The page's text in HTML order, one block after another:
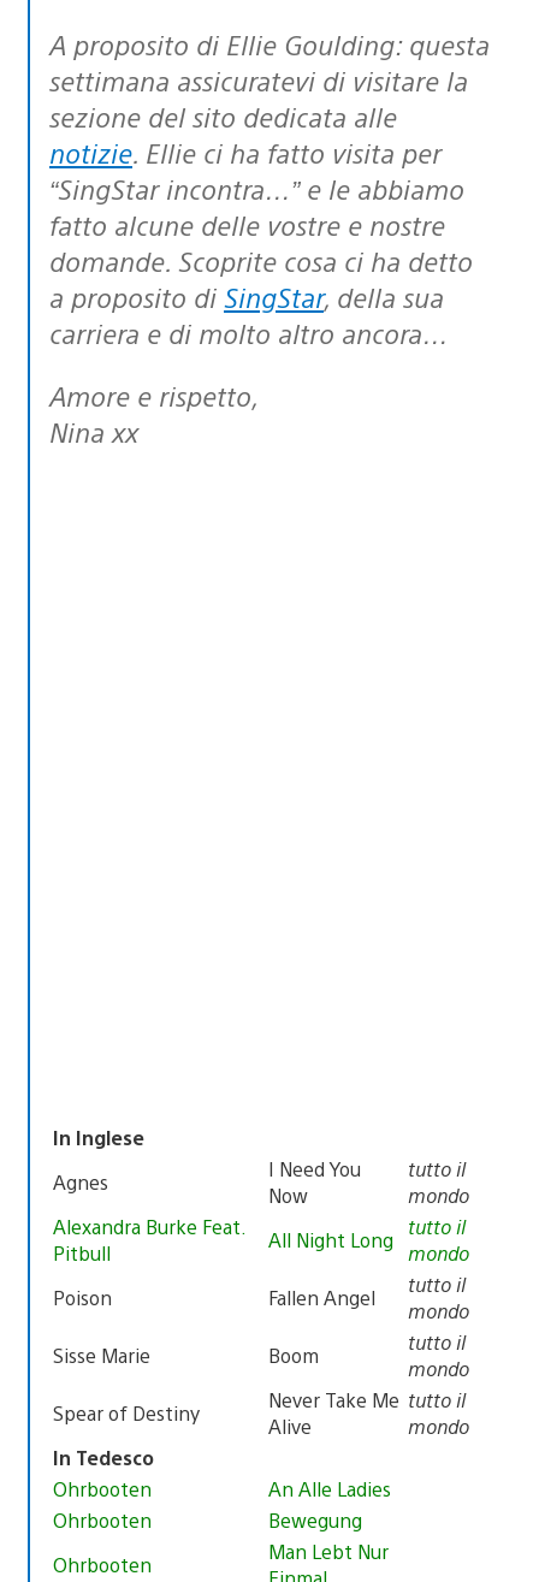
A proposito di Ellie Goulding: questa
settimana assicuratevi di visitare la
sezione del sito dedicata alle
notizie. Ellie ci ha fatto visita per
“SingStar incontra…” e le abbiamo
fatto alcune delle vostre e nostre
domande. Scoprite cosa ci ha detto
a proposito di SingStar, della sua
carriera e di molto altro ancora…
Amore e rispetto,
Nina xx
In Inglese
Agnes
I Need You
Now
tutto il
mondo
Alexandra Burke Feat.
Pitbull
All Night Long
tutto il
mondo
Poison
Fallen Angel
tutto il
mondo
Sisse Marie
Boom
tutto il
mondo
Spear of Destiny
Never Take Me
Alive
tutto il
mondo
In Tedesco
Ohrbooten
An Alle Ladies
Ohrbooten
Bewegung
Ohrbooten
Man Lebt Nur